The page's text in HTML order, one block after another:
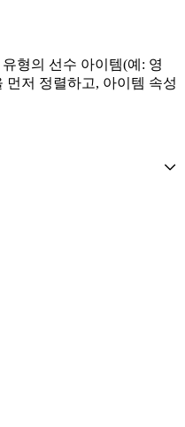
형의 선수 아이템(예: 영
저 정렬하고, 아이템 속성